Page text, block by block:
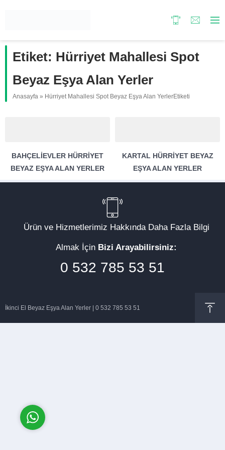
Etiket: Hürriyet Mahallesi Spot
Beyaz Eşya Alan Yerler
Anasayfa » Hürriyet Mahallesi Spot Beyaz Eşya Alan YerlerEtiketi
BAHÇELIEVLER HÜRRIYET
BEYAZ EŞYA ALAN YERLER
KARTAL HÜRRIYET BEYAZ
EŞYA ALAN YERLER
Ürün ve Hizmetlerimiz Hakkında Daha Fazla Bilgi
Almak İçin Bizi Arayabilirsiniz:
0 532 785 53 51
İkinci El Beyaz Eşya Alan Yerler | 0 532 785 53 51